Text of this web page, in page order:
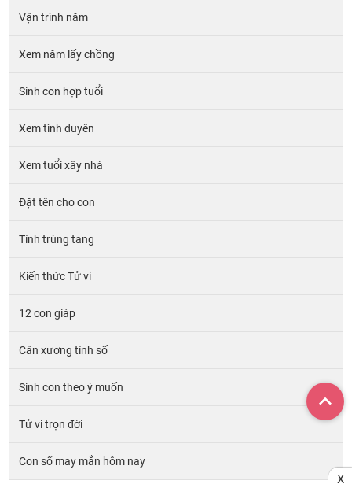
Vận trình năm
Xem năm lấy chồng
Sinh con hợp tuổi
Xem tình duyên
Xem tuổi xây nhà
Đặt tên cho con
Tính trùng tang
Kiến thức Tử vi
12 con giáp
Cân xương tính số
Sinh con theo ý muốn
Tử vi trọn đời
Con số may mắn hôm nay
X